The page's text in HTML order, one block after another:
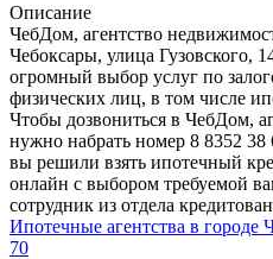
Описание
ЧебДом, агентство
Чебоксары, улица Гузовского,
огромный выбор услуг по
физических лиц, в том числе
Чтобы дозвониться в ЧебДом,
нужно набрать номер 8 8352 38
вы решили взять ипотечный
онлайн с выбором требуемой
сотрудник из отдела
Ипотечные агентства в городе
70